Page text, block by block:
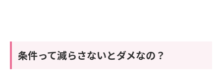
条件って減らさないとダメなの？